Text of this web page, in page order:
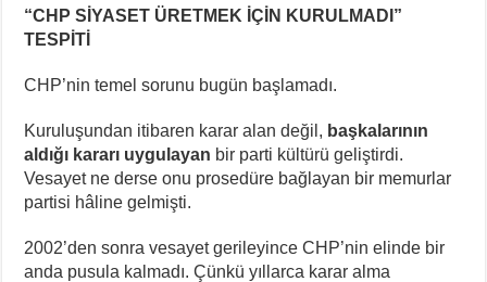
“CHP SİYASET ÜRETMEK İÇİN KURULMADI”
TESPİTİ
CHP’nin temel sorunu bugün başlamadı.
Kuruluşundan itibaren karar alan değil, başkalarının
aldığı kararı uygulayan bir parti kültürü geliştirdi.
Vesayet ne derse onu prosedüre bağlayan bir memurlar
partisi hâline gelmişti.
2002’den sonra vesayet gerileyince CHP’nin elinde bir
anda pusula kalmadı. Çünkü yıllarca karar alma